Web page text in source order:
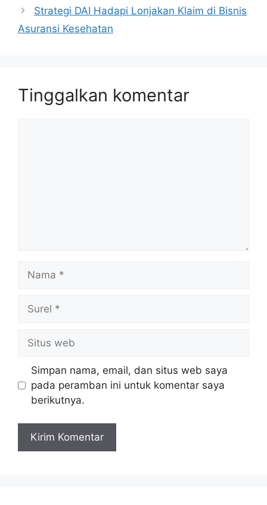
Strategi DAI Hadapi Lonjakan Klaim di Bisnis
Asuransi Kesehatan
Tinggalkan komentar
Nama
Surel
Situs
web
Simpan nama, email, dan situs web saya
pada peramban ini untuk komentar saya
berikutnya.